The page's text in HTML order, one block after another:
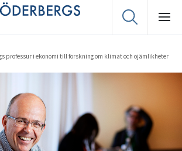
professur i ekonomi till forskning om klimat och ojämlikheter